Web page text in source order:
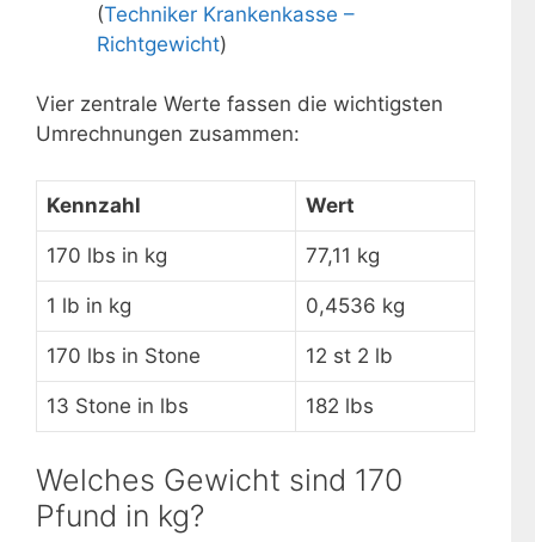
(Techniker Krankenkasse –
Richtgewicht)
Vier zentrale Werte fassen die wichtigsten
Umrechnungen zusammen:
Kennzahl Wert
170 lbs in kg 77,11 kg
1 lb in kg 0,4536 kg
170 lbs in Stone 12 st 2 lb
13 Stone in lbs 182 lbs
Welches Gewicht sind 170
Pfund in kg?